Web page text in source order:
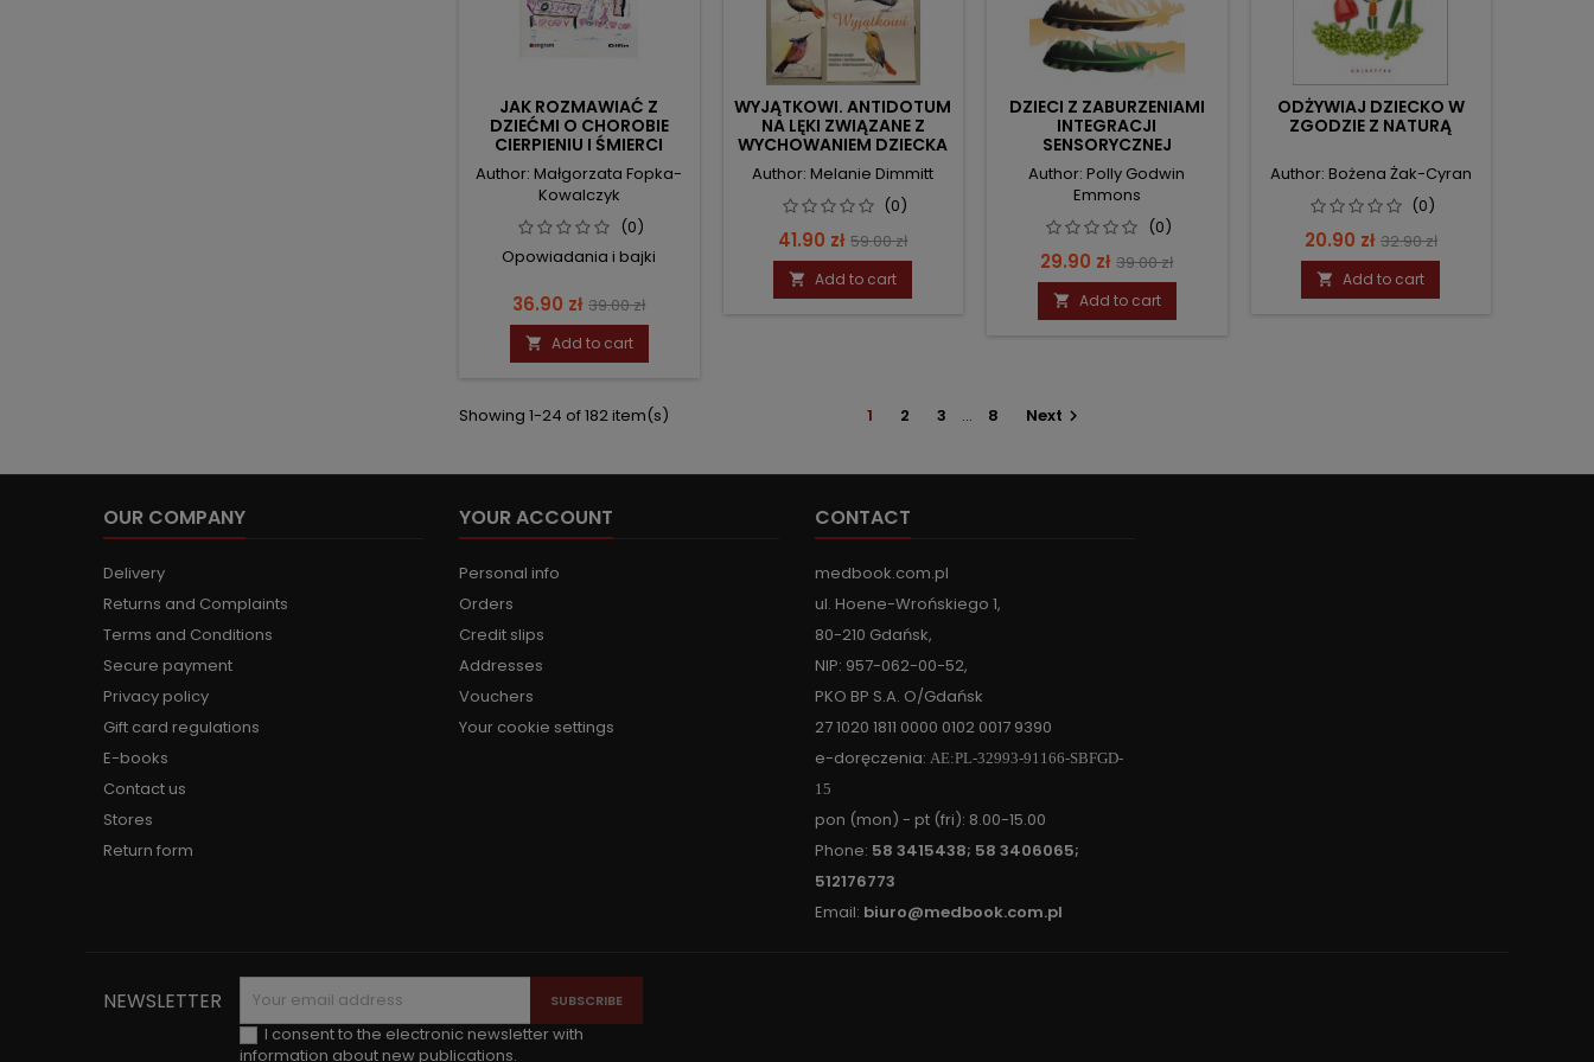
JAK ROZMAWIAĆ Z
DZIEĆMI O CHOROBIE
CIERPIENIU I ŚMIERCI
Author: Małgorzata Fopka-
Kowalczyk
(0)
Opowiadania i bajki
Price
36.90 zł Regular
price
39.00 zł
 Add to cart
WYJĄTKOWI. ANTIDOTUM
NA LĘKI ZWIĄZANE Z
WYCHOWANIEM DZIECKA
NIEPEŁNOSPRAWNOŚCIĄ.
Author: Melanie Dimmitt
(0)
Price
41.90 zł Regular
price
59.00 zł
 Add to cart
DZIECI Z ZABURZENIAMI
INTEGRACJI
SENSORYCZNEJ
Author: Polly Godwin
Emmons
(0)
Price
29.90 zł Regular
price
39.00 zł
 Add to cart
ODŻYWIAJ DZIECKO W
ZGODZIE Z NATURĄ
Author: Bożena Żak-Cyran
(0)
Price
20.90 zł Regular
price
32.90 zł
 Add to cart
Showing 1-24 of 182 item(s) 1 2 3 … 8 Next 
OUR COMPANY
Delivery
Returns and Complaints
Terms and Conditions
Secure payment
Privacy policy
Gift card regulations
E-books
Contact us
Stores
Return form
YOUR ACCOUNT
Personal info
Orders
Credit slips
Addresses
Vouchers
Your cookie settings
CONTACT
medbook.com.pl
ul. Hoene-Wrońskiego 1,
80-210 Gdańsk,
NIP: 957-062-00-52,
PKO BP S.A. O/Gdańsk
27 1020 1811 0000 0102 0017 9390
e-doręczenia: AE:PL-32993-91166-SBFGD-
15
pon (mon) - pt (fri): 8.00-15.00
Phone: 58 3415438; 58 3406065;
512176773
Email: biuro@medbook.com.pl
NEWSLETTER
I consent to the electronic newsletter with
information about new publications.